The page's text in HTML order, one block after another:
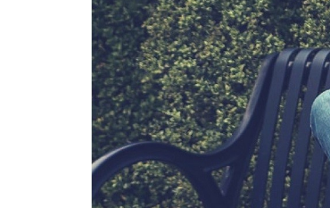
filozofia życia
wolność od stresu
miłość i rodzina
w rodzinie
wychowanie dzieci
edukacja